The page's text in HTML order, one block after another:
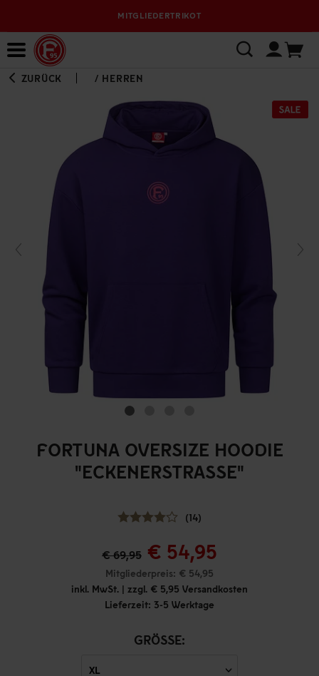
MITGLIEDERTRIKOT
ZURÜCK / HERREN
FORTUNA OVERSIZE HOODIE
"ECKENERSTRASSE"
(14)
€ 69,95 € 54,95
Mitgliederpreis: € 54,95
inkl. MwSt. | zzgl. € 5,95 Versandkosten
Lieferzeit: 3-5 Werktage
GRÖSSE: